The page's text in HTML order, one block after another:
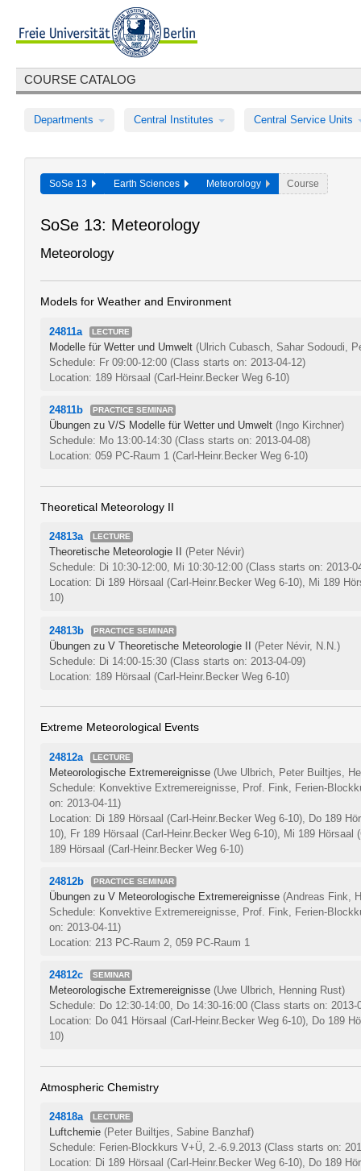
COURSE CATALOG
Departments Central Institutes Central Service Units
SoSe 13 Earth Sciences Meteorology Course
SoSe 13: Meteorology
Meteorology
Models for Weather and Environment
24811a LECTURE
Modelle für Wetter und Umwelt (Ulrich Cubasch, Sahar Sodoudi,
Schedule: Fr 09:00-12:00 (Class starts on: 2013-04-12)
Location: 189 Hörsaal (Carl-Heinr.Becker Weg 6-10)
24811b PRACTICE SEMINAR
Übungen zu V/S Modelle für Wetter und Umwelt (Ingo Kirchner)
Schedule: Mo 13:00-14:30 (Class starts on: 2013-04-08)
Location: 059 PC-Raum 1 (Carl-Heinr.Becker Weg 6-10)
Theoretical Meteorology II
24813a LECTURE
Theoretische Meteorologie II
(Peter Névir)
Schedule: Di 10:30-12:00, Mi 10:30-12:00 (Class starts on: 2013-
Location: Di 189 Hörsaal (Carl-Heinr.Becker Weg 6-10), Mi 189
10)
24813b PRACTICE SEMINAR
Übungen zu V Theoretische Meteorologie II (Peter Névir, N.N.)
Schedule: Di 14:00-15:30 (Class starts on: 2013-04-09)
Location: 189 Hörsaal (Carl-Heinr.Becker Weg 6-10)
Extreme Meteorological Events
24812a LECTURE
Meteorologische Extremereignisse (Uwe Ulbrich, Peter Builtjes,
Schedule: Konvektive Extremereignisse, Prof. Fink, Ferien-
on: 2013-04-11)
Location: Di 189 Hörsaal (Carl-Heinr.Becker Weg 6-10), Do 189
10), Fr 189 Hörsaal (Carl-Heinr.Becker Weg 6-10), Mi 189 Hörsaal
189 Hörsaal (Carl-Heinr.Becker Weg 6-10)
24812b PRACTICE SEMINAR
Übungen zu V Meteorologische Extremereignisse (Andreas Fink,
Schedule: Konvektive Extremereignisse, Prof. Fink, Ferien-
on: 2013-04-11)
Location: 213 PC-Raum 2, 059 PC-Raum 1
24812c SEMINAR
Meteorologische Extremereignisse (Uwe Ulbrich, Henning Rust)
Schedule: Do 12:30-14:00, Do 14:30-16:00 (Class starts on: 2013-
Location: Do 041 Hörsaal (Carl-Heinr.Becker Weg 6-10), Do 189
10)
Atmospheric Chemistry
24818a LECTURE
Luftchemie (Peter Builtjes, Sabine Banzhaf)
Schedule: Ferien-Blockkurs V+Ü, 2.-6.9.2013 (Class starts on:
Location: Di 189 Hörsaal (Carl-Heinr.Becker Weg 6-10), Do 189